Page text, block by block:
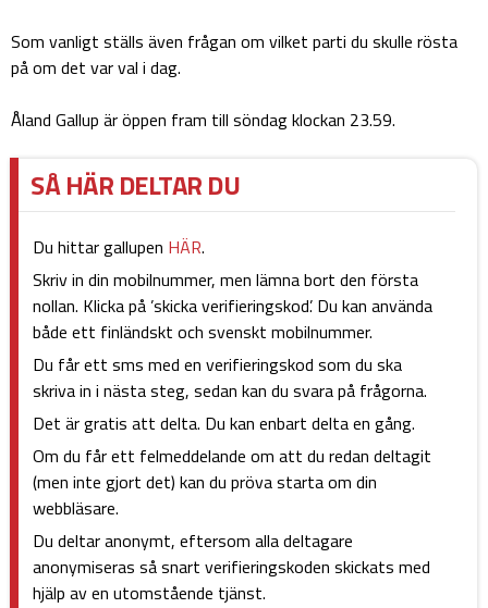
Som vanligt ställs även frågan om vilket parti du skulle rösta
på om det var val i dag.
Åland Gallup är öppen fram till söndag klockan 23.59.
SÅ HÄR DELTAR DU
Du hittar gallupen HÄR.
Skriv in din mobilnummer, men lämna bort den första
nollan. Klicka på ’skicka verifieringskod’. Du kan använda
både ett finländskt och svenskt mobilnummer.
Du får ett sms med en verifieringskod som du ska
skriva in i nästa steg, sedan kan du svara på frågorna.
Det är gratis att delta. Du kan enbart delta en gång.
Om du får ett felmeddelande om att du redan deltagit
(men inte gjort det) kan du pröva starta om din
webbläsare.
Du deltar anonymt, eftersom alla deltagare
anonymiseras så snart verifieringskoden skickats med
hjälp av en utomstående tjänst.